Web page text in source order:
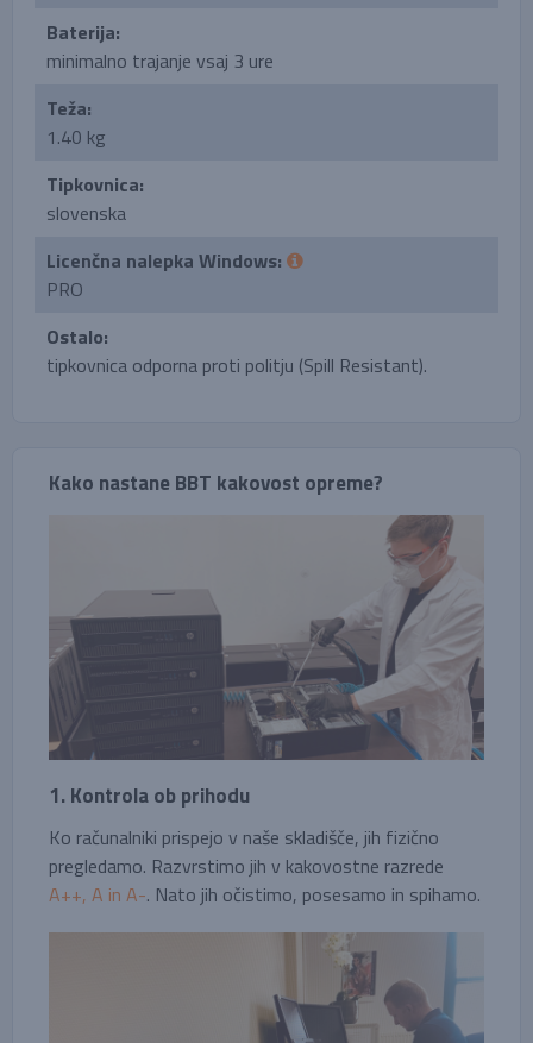
Baterija:
minimalno trajanje vsaj 3 ure
Teža:
1.40 kg
Tipkovnica:
slovenska
Licenčna nalepka Windows:
PRO
Ostalo:
tipkovnica odporna proti politju (Spill Resistant).
Kako nastane BBT kakovost opreme?
1. Kontrola ob prihodu
Ko računalniki prispejo v naše skladišče, jih fizično
pregledamo. Razvrstimo jih v kakovostne razrede
A++, A in A-. Nato jih očistimo, posesamo in spihamo.